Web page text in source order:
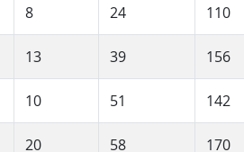
8 24 110
13 39 156
10 51 142
20 58 170